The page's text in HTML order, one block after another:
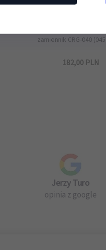
zamiennik CRG-040
182,00 PLN
Jerzy Turo
opinia z google